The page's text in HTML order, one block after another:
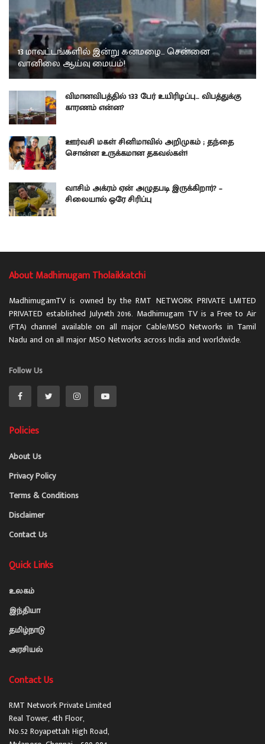
13 மாவட்டங்களில் இன்று கனமழை… சென்னை
வானிலை ஆய்வு மையம்!
விமானவிபத்தில் 133 பேர் உயிரிழப்பு… விபத்துக்கு
காரணம் என்ன?
ஊர்வசி மகள் சினிமாவில் அறிமுகம் ; தந்தை
சொன்ன உருக்கமான தகவல்கள்!
வாசிம் அக்ரம் ஏன் அழுதபடி இருக்கிறார்? –
சிலையால் ஒரே சிரிப்பு
About Madhimugam Tholaikkatchi
MadhimugamTV is owned by the RMT NETWORK PRIVATE LMITED
PRIVATED established July14th 2016. Madhimugam TV is a Free to Air
(FTA) channel available on all major Cable/MSO Networks in Tamil
Nadu and on all major MSO Networks across India and worldwide.
Follow Us
Policies
About Us
Privacy Policy
Terms & Conditions
Disclaimer
Contact Us
Quick Links
உலகம்
இந்தியா
தமிழ்நாடு
அரசியல்
Contact Us
RMT Network Private Limited
Real Tower, 4th Floor,
No.52 Royapettah High Road,